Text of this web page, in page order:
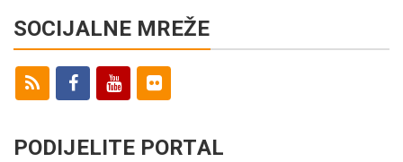
SOCIJALNE MREŽE
PODIJELITE PORTAL